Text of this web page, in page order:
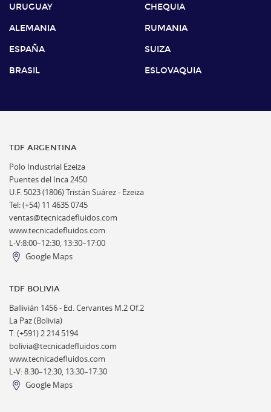
URUGUAY
ALEMANIA
ESPAÑA
BRASIL
CHEQUIA
RUMANIA
SUIZA
ESLOVAQUIA
TDF ARGENTINA
Polo Industrial Ezeiza
Puentes del Inca 2450
U.F. 5023 (1806) Tristán Suárez - Ezeiza
Tel: (+54) 11 4635 0745
ventas@tecnicadefluidos.com
www.tecnicadefluidos.com
L-V:8:00–12:30, 13:30–17:00
Google Maps
TDF BOLIVIA
Ballivián 1456 - Ed. Cervantes M.2 Of.2
La Paz (Bolivia)
T: (+591) 2 214 5194
bolivia@tecnicadefluidos.com
www.tecnicadefluidos.com
L-V: 8:30–12:30, 13:30–17:30
Google Maps